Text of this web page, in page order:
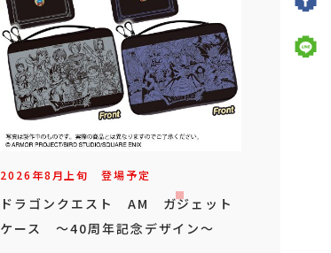
2026年8月上旬 登場予定
ドラゴンクエスト AM ガジェット
ケース ～40周年記念デザイン～